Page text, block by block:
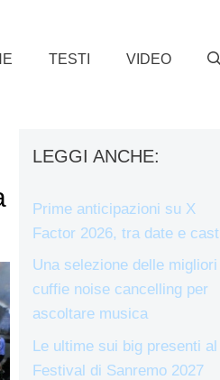
TESTI VIDEO
LEGGI ANCHE:
Prime anticipazioni su X
Factor 2026, tra date e cast
Una selezione delle migliori
cuffie noise cancelling per
ascoltare musica
Le ultime sui big presenti al
Festival di Sanremo 2027